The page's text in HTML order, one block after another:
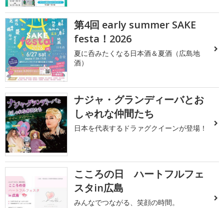
第4回 early summer SAKE
festa！2026
夏に呑みたくなる日本酒＆夏酒（広島地
酒）
ナジャ・グランディーバとお
しゃれな仲間たち
日本を代表するドラァグクイーンが登場！
こころの日 ハートフルフェ
スタin広島
みんなでつながる、笑顔の時間。